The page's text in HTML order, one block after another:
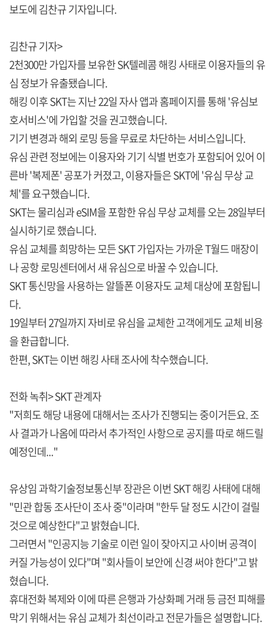
보도에 김찬규 기자입니다.
김찬규 기자>
2천300만 가입자를 보유한 SK텔레콤 해킹 사태로 이용자들의 유
심 정보가 유출됐습니다.
해킹 이후 SKT는 지난 22일 자사 앱과 홈페이지를 통해 '유심보
호서비스'에 가입할 것을 권고했습니다.
기기 변경과 해외 로밍 등을 무료로 차단하는 서비스입니다.
유심 관련 정보에는 이용자와 기기 식별 번호가 포함되어 있어 이
른바 '복제폰' 공포가 커졌고, 이용자들은 SKT에 '유심 무상 교
체'를 요구했습니다.
SKT는 물리심과 eSIM을 포함한 유심 무상 교체를 오는 28일부터
실시하기로 했습니다.
유심 교체를 희망하는 모든 SKT 가입자는 가까운 T월드 매장이
나 공항 로밍센터에서 새 유심으로 바꿀 수 있습니다.
SKT 통신망을 사용하는 알뜰폰 이용자도 교체 대상에 포함됩니
다.
19일부터 27일까지 자비로 유심을 교체한 고객에게도 교체 비용
을 환급합니다.
한편, SKT는 이번 해킹 사태 조사에 착수했습니다.
전화 녹취> SKT 관계자
"저희도 해당 내용에 대해서는 조사가 진행되는 중이거든요. 조
사 결과가 나옴에 따라서 추가적인 사항으로 공지를 따로 해드릴
예정인데..."
유상임 과학기술정보통신부 장관은 이번 SKT 해킹 사태에 대해
"민관 합동 조사단이 조사 중"이라며 "한두 달 정도 시간이 걸릴
것으로 예상한다"고 밝혔습니다.
그러면서 "인공지능 기술로 이런 일이 잦아지고 사이버 공격이
커질 가능성이 있다"며 "회사들이 보안에 신경 써야 한다"고 밝
혔습니다.
휴대전화 복제와 이에 따른 은행과 가상화폐 거래 등 금전 피해를
막기 위해서는 유심 교체가 최선이라고 전문가들은 설명합니다.